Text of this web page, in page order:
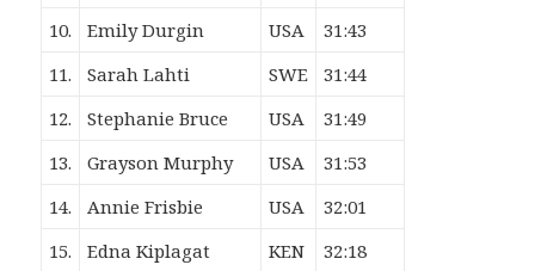
10.
Emily Durgin USA
31:43
11.
Sarah Lahti SWE
31:44
12.
Stephanie Bruce USA
31:49
13.
Grayson Murphy USA
31:53
14.
Annie Frisbie USA
32:01
15.
Edna Kiplagat KEN 32:18